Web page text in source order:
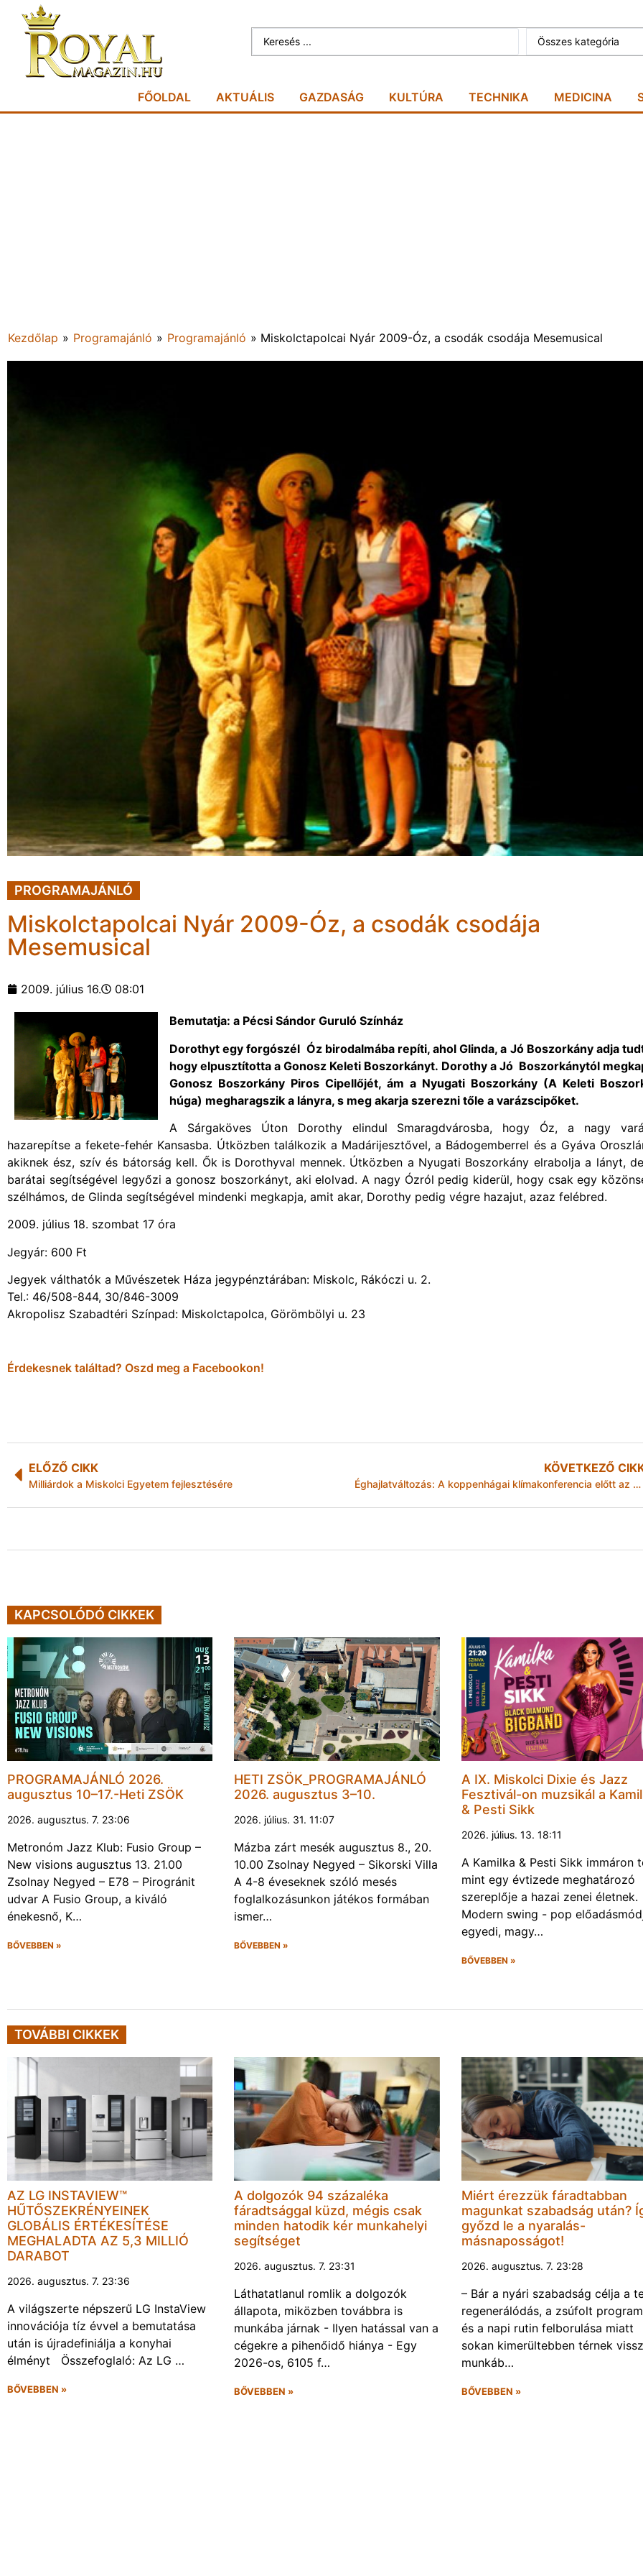
Összes kategória
FŐOLDAL AKTUÁLIS GAZDASÁG KULTÚRA TECHNIKA MEDICINA
Kezdőlap » Programajánló » Programajánló » Miskolctapolcai Nyár 2009-Óz, a csodák csodája Mesemusical
PROGRAMAJÁNLÓ
Miskolctapolcai Nyár 2009-Óz, a csodák csodája
Mesemusical
2009. július 16. 08:01
Bemutatja: a Pécsi Sándor Guruló Színház
Dorothyt egy forgószél Óz birodalmába repíti, ahol Glinda, a Jó Boszorkány adja
hogy elpusztította a Gonosz Keleti Boszorkányt. Dorothy a Jó Boszorkánytól
Gonosz Boszorkány Piros Cipellőjét, ám a Nyugati Boszorkány (A Keleti
húga) megharagszik a lányra, s meg akarja szerezni tőle a varázscipőket.
A Sárgaköves Úton Dorothy elindul Smaragdvárosba, hogy Óz, a nagy
hazarepítse a fekete-fehér Kansasba. Útközben találkozik a Madárijesztővel, a Bádogemberrel és a Gyáva
akiknek ész, szív és bátorság kell. Ők is Dorothyval mennek. Útközben a Nyugati Boszorkány elrabolja a lányt,
barátai segítségével legyőzi a gonosz boszorkányt, aki elolvad. A nagy Ózról pedig kiderül, hogy csak egy
szélhámos, de Glinda segítségével mindenki megkapja, amit akar, Dorothy pedig végre hazajut, azaz felébred.
2009. július 18. szombat 17 óra
Jegyár: 600 Ft
Jegyek válthatók a Művészetek Háza jegypénztárában: Miskolc, Rákóczi u. 2.
Tel.: 46/508-844, 30/846-3009
Akropolisz Szabadtéri Színpad: Miskolctapolca, Görömbölyi u. 23
Érdekesnek találtad? Oszd meg a Facebookon!
ELŐZŐ CIKK
Milliárdok a Miskolci Egyetem fejlesztésére
KÖVETKEZŐ
Éghajlatváltozás: A koppenhágai klímakonferencia előtt az EU és az MTV nemzetközi művészek segítségével próbálja a fiatalokat mozgósítani
KAPCSOLÓDÓ CIKKEK
PROGRAMAJÁNLÓ 2026.
augusztus 10–17.-Heti ZSÖK
2026. augusztus. 7. 23:06
Metronóm Jazz Klub: Fusio Group –
New visions augusztus 13. 21.00
Zsolnay Negyed – E78 – Pirogránit
udvar A Fusio Group, a kiváló
énekesnő, K…
BŐVEBBEN »
HETI ZSÖK_PROGRAMAJÁNLÓ
2026. augusztus 3–10.
2026. július. 31. 11:07
Mázba zárt mesék augusztus 8., 20.
10.00 Zsolnay Negyed – Sikorski Villa
A 4-8 éveseknek szóló mesés
foglalkozásunkon játékos formában
ismer…
BŐVEBBEN »
A IX. Miskolci Dixie és Jazz
Fesztivál-on muzsikál a
& Pesti Sikk
2026. július. 13. 18:11
A Kamilka & Pesti Sikk immáron
mint egy évtizede meghatározó
szereplője a hazai zenei életnek.
Modern swing - pop
egyedi, magy…
BŐVEBBEN »
TOVÁBBI CIKKEK
AZ LG INSTAVIEW™
HŰTŐSZEKRÉNYEINEK
GLOBÁLIS ÉRTÉKESÍTÉSE
MEGHALADTA AZ 5,3 MILLIÓ
DARABOT
2026. augusztus. 7. 23:36
A világszerte népszerű LG InstaView
innovációja tíz évvel a bemutatása
után is újradefiniálja a konyhai
élményt Összefoglaló: Az LG …
BŐVEBBEN »
A dolgozók 94 százaléka
fáradtsággal küzd, mégis csak
minden hatodik kér munkahelyi
segítséget
2026. augusztus. 7. 23:31
Láthatatlanul romlik a dolgozók
állapota, miközben továbbra is
munkába járnak - Ilyen hatással van a
cégekre a pihenőidő hiánya - Egy
2026-os, 6105 f…
BŐVEBBEN »
Miért érezzük fáradtabban
magunkat szabadság után?
győzd le a nyaralás-
másnaposságot!
2026. augusztus. 7. 23:28
– Bár a nyári szabadság célja a
regenerálódás, a zsúfolt
és a napi rutin felborulása miatt
sokan kimerültebben térnek
munkáb…
BŐVEBBEN »